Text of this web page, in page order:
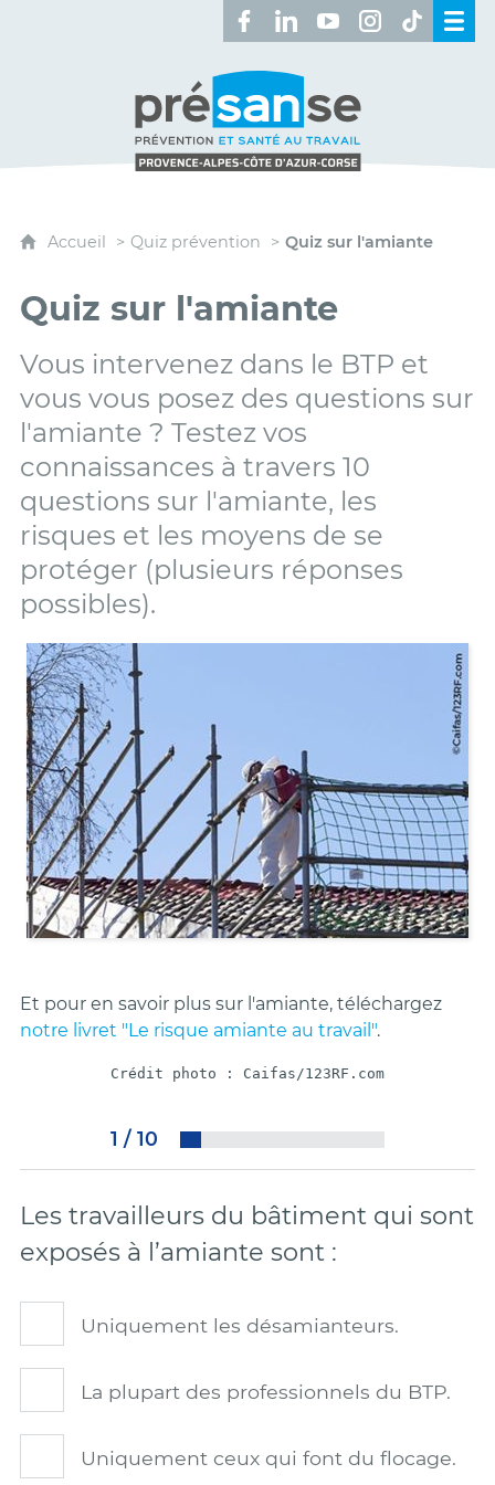
Retrouvez-nous sur Facebook
Retrouvez-nous sur
Retrouvez-nous sur
Retrouvez-
Accueil Quiz prévention Quiz sur l'amiante
Quiz sur l'amiante
Vous intervenez dans le BTP et
vous vous posez des questions sur
l'amiante ? Testez vos
connaissances à travers 10
questions sur l'amiante, les
risques et les moyens de se
protéger (plusieurs réponses
possibles).
Et pour en savoir plus sur l'amiante, téléchargez
notre livret "Le risque amiante au travail".
Crédit photo : Caifas/123RF.com
1 /10
Les travailleurs du bâtiment qui sont
exposés à l’amiante sont :
Uniquement les désamianteurs.
La plupart des professionnels du BTP.
Uniquement ceux qui font du flocage.